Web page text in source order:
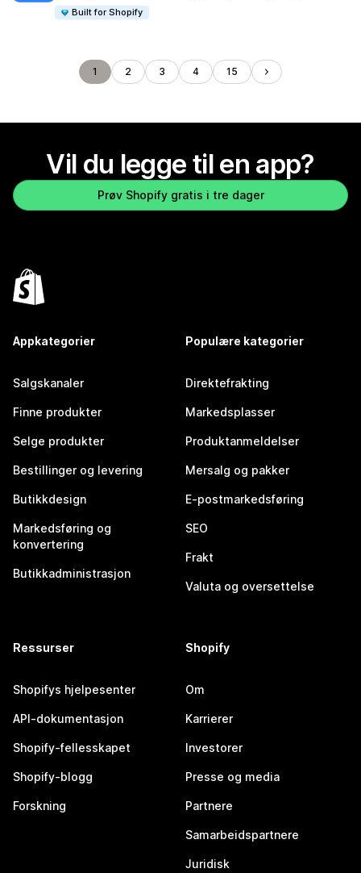
Built for Shopify
1 2 3 4 15
Vil du legge til en app?
Prøv Shopify gratis i tre dager
Appkategorier
Salgskanaler
Finne produkter
Selge produkter
Bestillinger og levering
Butikkdesign
Markedsføring og
konvertering
Butikkadministrasjon
Populære kategorier
Direktefrakting
Markedsplasser
Produktanmeldelser
Mersalg og pakker
E-postmarkedsføring
SEO
Frakt
Valuta og oversettelse
Ressurser
Shopifys hjelpesenter
API-dokumentasjon
Shopify-fellesskapet
Shopify-blogg
Forskning
Shopify
Om
Karrierer
Investorer
Presse og media
Partnere
Samarbeidspartnere
Juridisk